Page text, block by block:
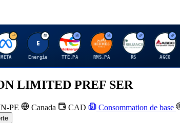
M
META
E
Energie
T
TTE.PA
H
RMS.PA
R
RS
A
AGCO
LIMITED PREF SER
PE Canada CAD Consommation de base